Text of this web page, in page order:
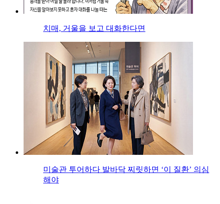
치매, 거울을 보고 대화한다면
미술관 투어하다 발바닥 찌릿하면 ‘이 질환’ 의심
해야